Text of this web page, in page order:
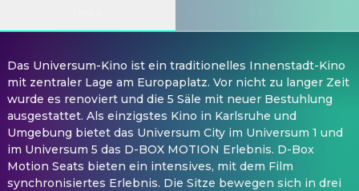
Das Universum-Kino ist ein traditionelles Innenstadt-Kino
mit zentraler Lage am Europaplatz. Vor nicht zu langer Zeit
wurde es renoviert und die 5 Säle mit neuer Bestuhlung
ausgestattet. Als einzigstes Kino in Karlsruhe und
Umgebung bietet das Universum City im Universum 1 und
im Universum 5 das D-BOX MOTION Erlebnis. D-Box
Motion Seats bieten ein intensives, mit dem Film
synchronisiertes Erlebnis. Die Sitze bewegen sich in drei